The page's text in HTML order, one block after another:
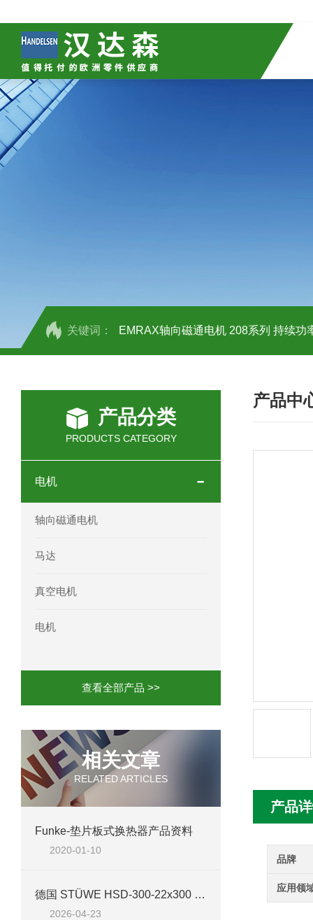
关键词： EMRAX轴向磁通电机 208系列 持续功
OEMER三相同步电机MTES 132SB/2
OEMER三相同步电机MTES 160MA/2
OEMER电机QLS 180M环保农业领域
mini motor电机MC230P3T 20- B参数
AC-motoren交流电机FCA 132S-4/
AC-motoren交流电机ACM 160M-4参
AC-MOTOREN电机FCPA 71B-2参数
产品分类
PRODUCTS CATEGORY
电机
轴向磁通电机
马达
真空电机
电机
查看全部产品 >>
相关文章
RELATED ARTICLES
Funke-垫片板式换热器产品资料
2020-01-10
德国 STÜWE HSD-300-22x300 收缩盘：重载传动的无键连接技术方案
2026-04-23
产品中
产品
品牌
应用领